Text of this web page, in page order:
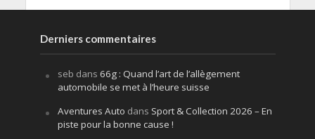
Derniers commentaires
seb dans 66g : Quand l’art de l’allègement
automobile se met à l’heure suisse
Aventures Auto dans Sport & Collection 2026 – En
piste pour la bonne cause !